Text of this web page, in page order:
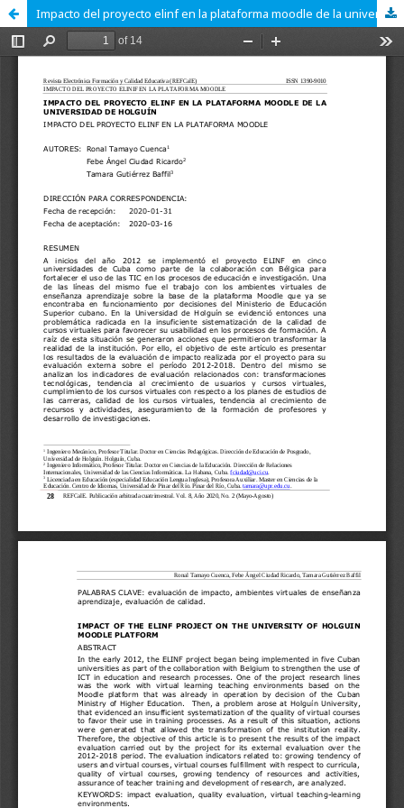
Impacto del proyecto elinf en la plataforma moodle de la universidad de holguín